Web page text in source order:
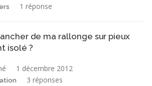
1 réponse
de ma rallonge sur pieux
isolé ?
1 décembre 2012
3 réponses